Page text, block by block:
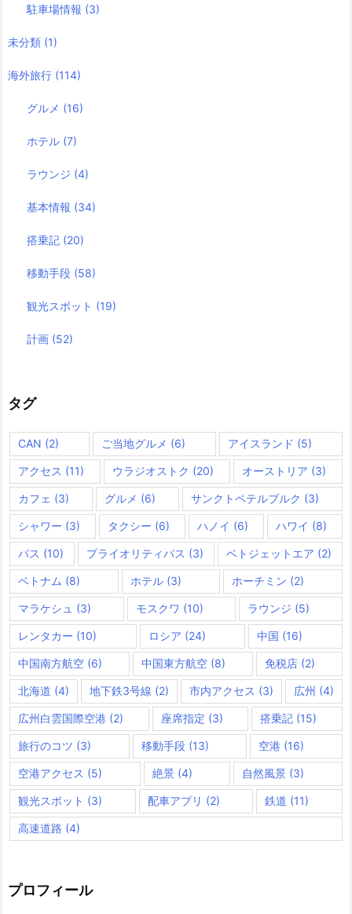
駐車場情報 (3)
未分類 (1)
海外旅行 (114)
グルメ (16)
ホテル (7)
ラウンジ (4)
基本情報 (34)
搭乗記 (20)
移動手段 (58)
観光スポット (19)
計画 (52)
タグ
CAN (2) ご当地グルメ (6) アイスランド (5)
アクセス (11) ウラジオストク (20) オーストリア (3)
カフェ (3) グルメ (6) サンクトペテルブルク (3)
シャワー (3) タクシー (6) ハノイ (6) ハワイ (8)
バス (10) プライオリティパス (3) ベトジェットエア (2)
ベトナム (8) ホテル (3) ホーチミン (2)
マラケシュ (3) モスクワ (10) ラウンジ (5)
レンタカー (10) ロシア (24) 中国 (16)
中国南方航空 (6) 中国東方航空 (8) 免税店 (2)
北海道 (4) 地下鉄3号線 (2) 市内アクセス (3) 広州 (4)
広州白雲国際空港 (2) 座席指定 (3) 搭乗記 (15)
旅行のコツ (3) 移動手段(13) 空港 (16)
空港アクセス (5) 絶景(4) 自然風景 (3)
観光スポット (3) 配車アプリ (2) 鉄道 (11)
高速道路 (4)
プロフィール